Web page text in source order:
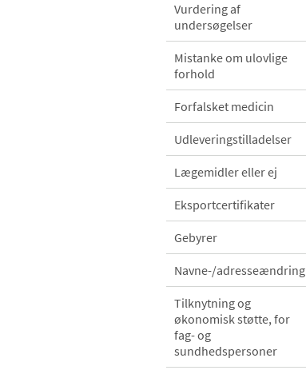
Vurdering af
undersøgelser
Mistanke om ulovlige
forhold
Forfalsket medicin
Udleveringstilladelser
Lægemidler eller ej
Eksportcertifikater
Gebyrer
Navne-/adresseændring
Tilknytning og
økonomisk støtte, for
fag- og
sundhedspersoner